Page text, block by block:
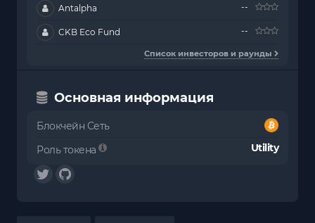
Antalpha --
CKB Eco Fund --
Список инвесторов и раунды
Основная информация
Блокчейн Сеть
Роль токена
Utility